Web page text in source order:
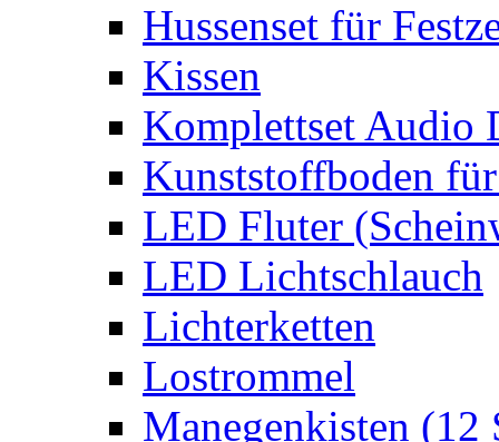
Hussenset für
Kissen
Komplettset Audio
Kunststoffboden
LED Fluter
LED Lichtschlauch
Lichterketten
Lostrommel
Manegenkisten (12